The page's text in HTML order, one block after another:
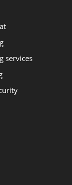
services